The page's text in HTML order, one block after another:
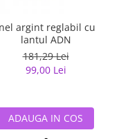
argint reglabil cu
lantul ADN
181,29 Lei
99,00 Lei
ADAUGA IN COS